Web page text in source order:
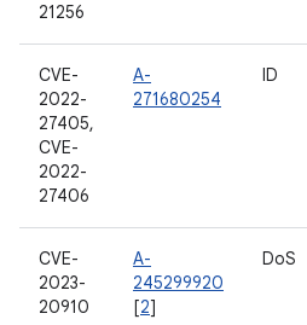
21256
CVE-
2022-
27405,
CVE-
2022-
27406
A-
271680254
ID
CVE-
2023-
20910
A-
245299920
[2]
DoS